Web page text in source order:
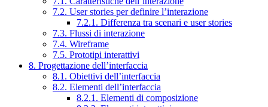
7.2. User stories per definire l’interazione
7.2.1. Differenza tra scenari e user stories
7.3. Flussi di interazione
7.4. Wireframe
7.5. Prototipi interattivi
8. Progettazione dell’interfaccia
8.1. Obiettivi dell’interfaccia
8.2. Elementi dell’interfaccia
8.2.1. Elementi di composizione